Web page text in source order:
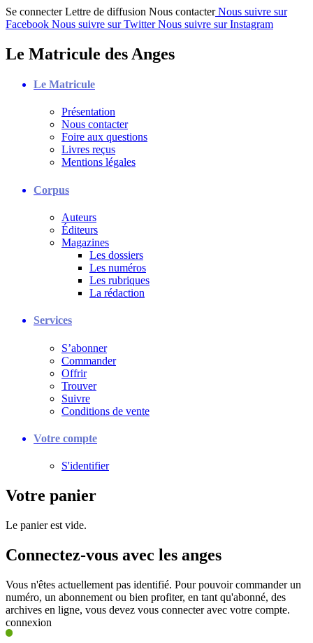
Se connecter Lettre de diffusion Nous contacter Nous suivre sur
Facebook Nous suivre sur Twitter Nous suivre sur Instagram
Le Matricule des Anges
Le Matricule
Présentation
Nous contacter
Foire aux questions
Livres reçus
Mentions légales
Corpus
Auteurs
Éditeurs
Magazines
Les dossiers
Les numéros
Les rubriques
La rédaction
Services
S’abonner
Commander
Offrir
Trouver
Suivre
Conditions de vente
Votre compte
S'identifier
Votre panier
Le panier est vide.
Connectez-vous avec les anges
Vous n'êtes actuellement pas identifié. Pour pouvoir commander un
numéro, un abonnement ou bien profiter, en tant qu'abonné, des
archives en ligne, vous devez vous connecter avec votre compte.
connexion